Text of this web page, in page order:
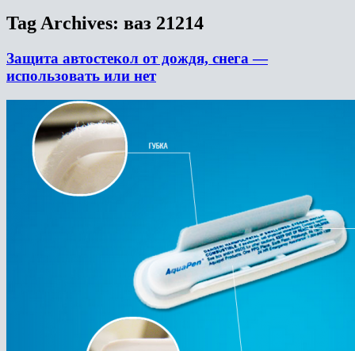
Tag Archives: ваз 21214
Защита автостекол от дождя, снега —
использовать или нет